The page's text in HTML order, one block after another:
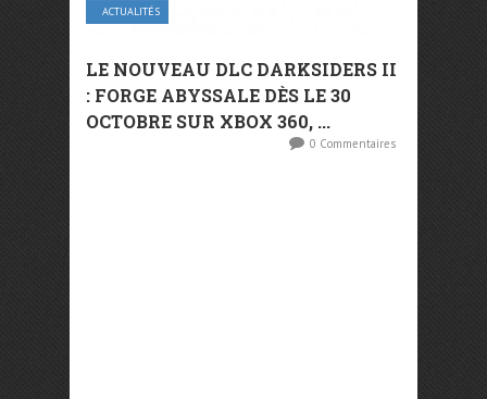
ACTUALITÉS
LE NOUVEAU DLC DARKSIDERS II
: FORGE ABYSSALE DÈS LE 30
OCTOBRE SUR XBOX 360, ...
0 Commentaires